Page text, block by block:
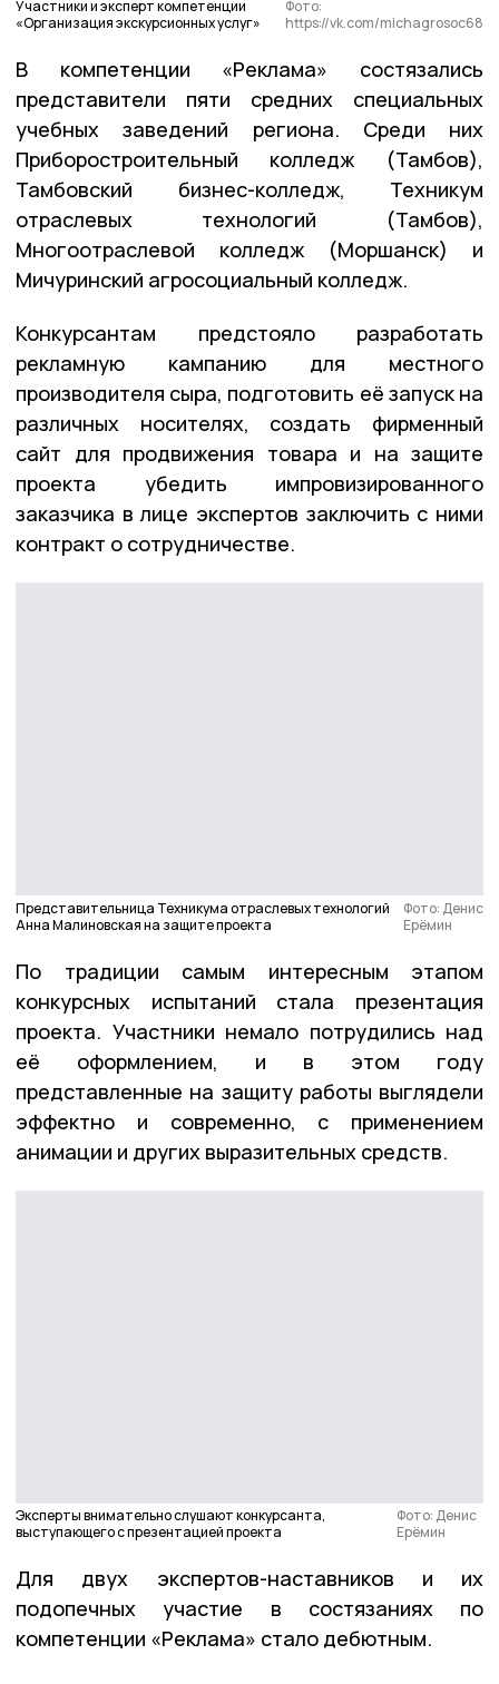
Участники и эксперт компетенции
«Организация экскурсионных услуг»
Фото:
https://vk.com/michagrosoc68
В компетенции «Реклама» состязались
представители пяти средних специальных
учебных заведений региона. Среди них
Приборостроительный колледж (Тамбов),
Тамбовский бизнес-колледж, Техникум
отраслевых технологий (Тамбов),
Многоотраслевой колледж (Моршанск) и
Мичуринский агросоциальный колледж.
Конкурсантам предстояло разработать
рекламную кампанию для местного
производителя сыра, подготовить её запуск на
различных носителях, создать фирменный
сайт для продвижения товара и на защите
проекта убедить импровизированного
заказчика в лице экспертов заключить с ними
контракт о сотрудничестве.
Представительница Техникума отраслевых технологий
Анна Малиновская на защите проекта
Фото: Денис
Ерёмин
По традиции самым интересным этапом
конкурсных испытаний стала презентация
проекта. Участники немало потрудились над
её оформлением, и в этом году
представленные на защиту работы выглядели
эффектно и современно, с применением
анимации и других выразительных средств.
Эксперты внимательно слушают конкурсанта,
выступающего с презентацией проекта
Фото: Денис
Ерёмин
Для двух экспертов-наставников и их
подопечных участие в состязаниях по
компетенции «Реклама» стало дебютным.